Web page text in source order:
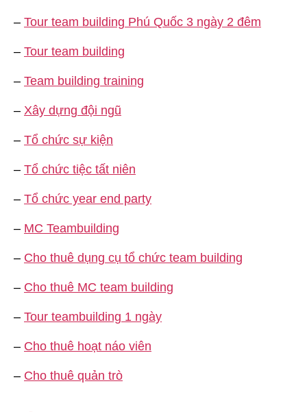
– Tour team building Phú Quốc 3 ngày 2 đêm
– Tour team building
– Team building training
– Xây dựng đội ngũ
– Tổ chức sự kiện
– Tổ chức tiệc tất niên
– Tổ chức year end party
– MC Teambuilding
– Cho thuê dụng cụ tổ chức team building
– Cho thuê MC team building
– Tour teambuilding 1 ngày
– Cho thuê hoạt náo viên
– Cho thuê quản trò